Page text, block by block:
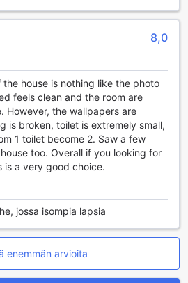
8,0
house is nothing like the photo
feels clean and the room are
However, the wallpapers are
is broken, toilet is extremely small,
1 toilet become 2. Saw a few
too. Overall if you looking for
is a very good choice.
jossa isompia lapsia
enemmän arvioita